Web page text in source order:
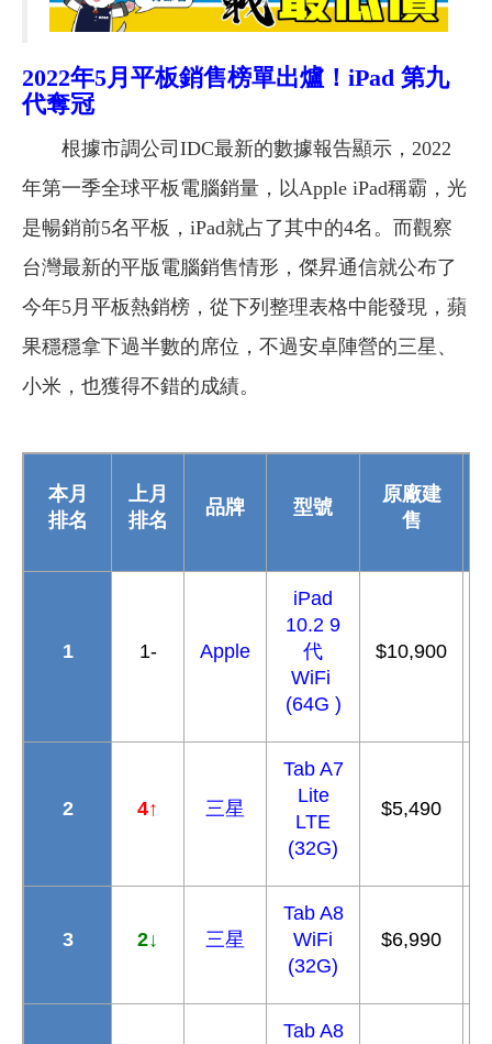
2022年5月平板銷售榜單出爐！ iPad 第九
代奪冠
根據市調公司IDC最新的數據報告顯示，2022
年第一季全球平板電腦銷量，以Apple iPad稱霸，光
是暢銷前5名平板，iPad就占了其中的4名。而觀察
台灣最新的平版電腦銷售情形，傑昇通信就公布了
今年5月平板熱銷榜，從下列整理表格中能發現，蘋
果穩穩拿下過半數的席位，不過安卓陣營的三星、
小米，也獲得不錯的成績。
本月
排名
上月
排名
品牌 型號
原廠建
售
1 1- Apple
iPad
10.2 9
代
WiFi
(64G )
$10,900
2 4↑ 三星
Tab A7
Lite
LTE
(32G)
$5,490
3 2↓ 三星
Tab A8
WiFi
(32G)
$6,990
Tab A8